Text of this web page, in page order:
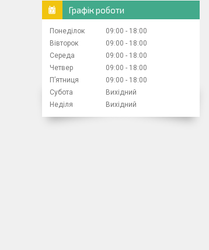
Графік роботи
Понеділок 09:00
18:00
Вівторок
09:00
18:00
Середа
09:00
18:00
Четвер
09:00
18:00
Пʼятниця
09:00
18:00
Субота
Вихідний
Неділя
Вихідний